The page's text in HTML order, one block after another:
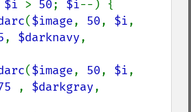
$i > 50; $i--) {
($image, 50, $i
, $darknavy
($image, 50, $i
, $darkgray